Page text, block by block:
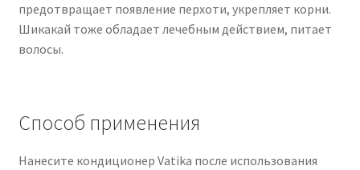
предотвращает появление перхоти, укрепляет корни.
Шикакай тоже обладает лечебным действием, питает
волосы.
Способ применения
Нанесите кондиционер Vatika после использования